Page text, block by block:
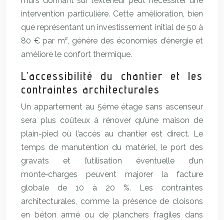
intervention particulière. Cette amélioration, bien
que représentant un investissement initial de 50 à
80 € par m², génère des économies d’énergie et
améliore le confort thermique.
L’accessibilité du chantier et les
contraintes architecturales
Un appartement au 5ème étage sans ascenseur
sera plus coûteux à rénover qu’une maison de
plain-pied où l’accès au chantier est direct. Le
temps de manutention du matériel, le port des
gravats et l’utilisation éventuelle d’un
monte‑charges peuvent majorer la facture
globale de 10 à 20 %. Les contraintes
architecturales, comme la présence de cloisons
en béton armé ou de planchers fragiles dans